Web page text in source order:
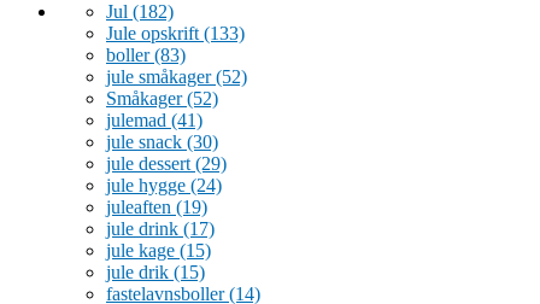
Jul (182)
Jule opskrift (133)
boller(83)
jule småkager(52)
Småkager(52)
julemad (41)
jule snack (30)
jule dessert (29)
jule hygge (24)
juleaften (19)
jule drink (17)
jule kage (15)
jule drik (15)
fastelavnsboller(14)